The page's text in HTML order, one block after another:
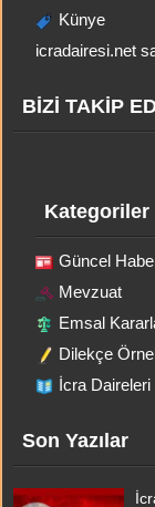
Künye
icradairesi.net
BİZİ TAKİP
Kategoriler
Güncel
Mevzuat
Emsal
Dilekçe
İcra
Son Yazılar